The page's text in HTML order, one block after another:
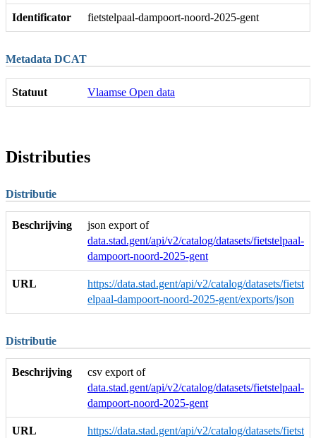
Identificator fietstelpaal-dampoort-noord-2025-gent
Metadata DCAT
Statuut Vlaamse Open data
Distributies
Distributie
Beschrijving
json export of
data.stad.gent/api/v2/catalog/datasets/fietstelpaal-
dampoort-noord-2025-gent
URL
https://data.stad.gent/api/v2/catalog/datasets/fietst
elpaal-dampoort-noord-2025-gent/exports/json
Distributie
Beschrijving
csv export of
data.stad.gent/api/v2/catalog/datasets/fietstelpaal-
dampoort-noord-2025-gent
URL
https://data.stad.gent/api/v2/catalog/datasets/fietst